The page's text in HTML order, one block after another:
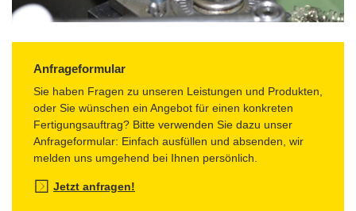
Anfrageformular
Sie haben Fragen zu unseren Leistungen und Produkten,
oder Sie wünschen ein Angebot für einen konkreten
Fertigungsauftrag? Bitte verwenden Sie dazu unser
Anfrageformular: Einfach ausfüllen und absenden, wir
melden uns umgehend bei Ihnen persönlich.
Jetzt anfragen!